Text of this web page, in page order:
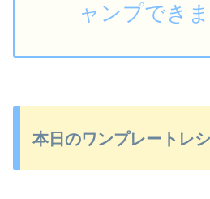
ャンプでき
本日のワンプレートレ